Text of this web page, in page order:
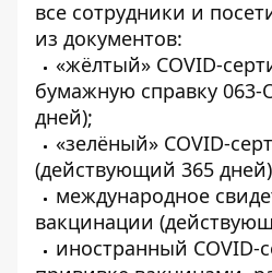
все сотрудники и
из документов:
«жёлтый» COVID-
бумажную справку
дней);
«зелёный» COVID-
(действующий 365
международное
вакцинации
иностранный COVID-